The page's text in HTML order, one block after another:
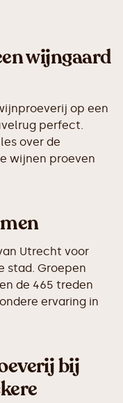
wijngaard
op een
perfect.
over de
wijnen proeven
Utrecht voor
stad. Groepen
de 465 treden
ervaring in
bij